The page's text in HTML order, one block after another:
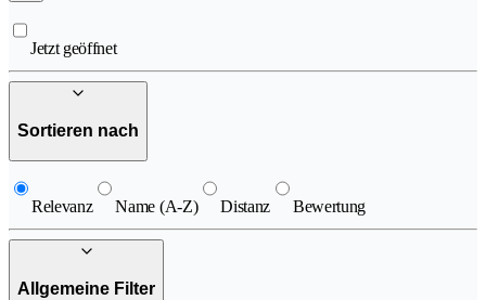
Jetzt geöffnet
Sortieren nach
Relevanz Name (A-Z) Distanz Bewertung
Allgemeine Filter